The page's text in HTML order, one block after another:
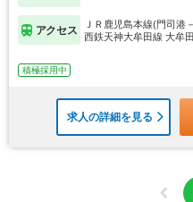
アクセス
ＪＲ鹿児島本線(門司港
西鉄天神大牟田線 大牟
積極採用中
求人の詳細を見る